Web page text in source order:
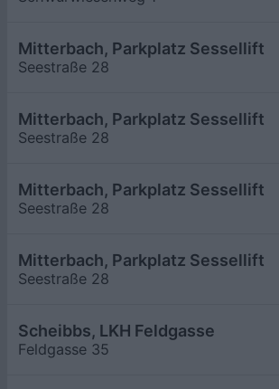
Mitterbach, Parkplatz Sessellift
Seestraße 28
Mitterbach, Parkplatz Sessellift
Seestraße 28
Mitterbach, Parkplatz Sessellift
Seestraße 28
Mitterbach, Parkplatz Sessellift
Seestraße 28
Scheibbs, LKH Feldgasse
Feldgasse 35